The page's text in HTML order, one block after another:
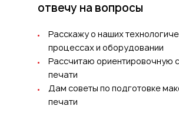
отвечу на вопросы
Расскажу о наших
процессах и оборудовании
Рассчитаю ориентировочную
печати
Дам советы по подготовке
печати